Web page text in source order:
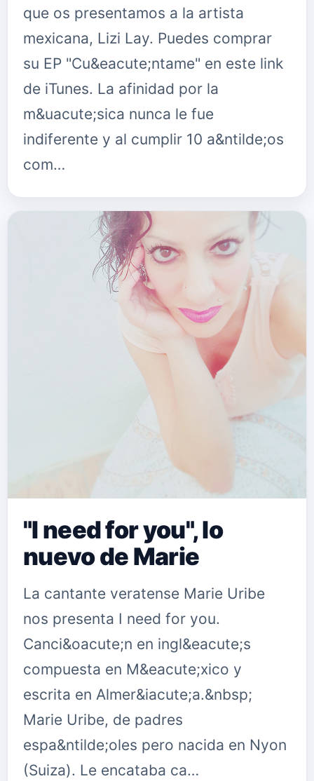
que os presentamos a la artista
mexicana, Lizi Lay. Puedes comprar
su EP "Cu&eacute;ntame" en este link
de iTunes. La afinidad por la
m&uacute;sica nunca le fue
indiferente y al cumplir 10 a&ntilde;os
com…
"I need for you", lo
nuevo de Marie
La cantante veratense Marie Uribe
nos presenta I need for you.
Canci&oacute;n en ingl&eacute;s
compuesta en M&eacute;xico y
escrita en Almer&iacute;a.&nbsp;
Marie Uribe, de padres
espa&ntilde;oles pero nacida en Nyon
(Suiza). Le encataba ca…